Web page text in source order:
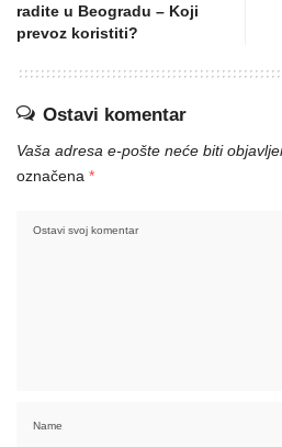
radite u Beogradu – Koji
prevoz koristiti?
Ostavi komentar
Vaša adresa e-pošte neće biti
označena *